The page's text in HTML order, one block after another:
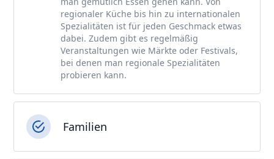
regionaler Küche bis hin zu internationalen
Spezialitäten ist für jeden Geschmack etwas
dabei. Zudem gibt es regelmäßig
Veranstaltungen wie Märkte oder Festivals,
bei denen man regionale Spezialitäten
probieren kann.
Familien